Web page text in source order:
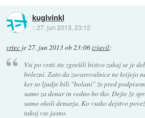
kuglvinkl
::27. jun 2013, 23:12
vrtec je27. jun 2013 ob 23:06izjavil:
Vsi po vrsti ste zgrešili bistvo zakaj se je
bolezni. Zato da zavarovalnice ne krijejo
ker so ljudje bili "bolani" že pred
samo za denar in vedno bo tko. Dejte že
samo okoli denarja. Ko vsako dejstvo
takoj vse jasno.